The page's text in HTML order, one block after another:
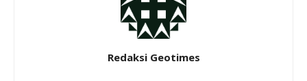
Redaksi Geotimes